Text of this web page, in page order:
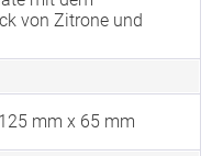
von Zitrone und
mm x 65 mm